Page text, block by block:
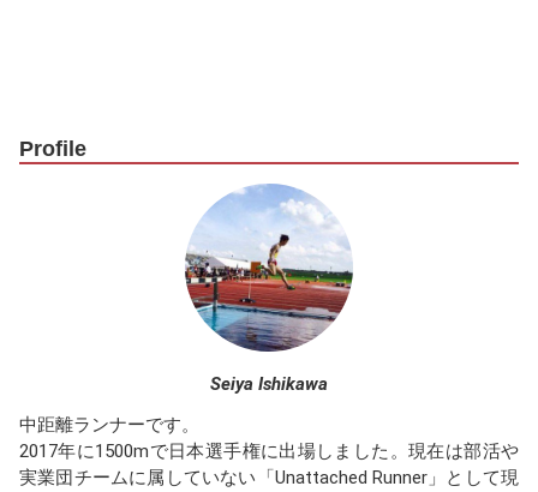
Profile
Seiya Ishikawa
中距離ランナーです。
2017年に1500mで日本選手権に出場しました。現在は部活や
実業団チームに属していない「Unattached Runner」として現